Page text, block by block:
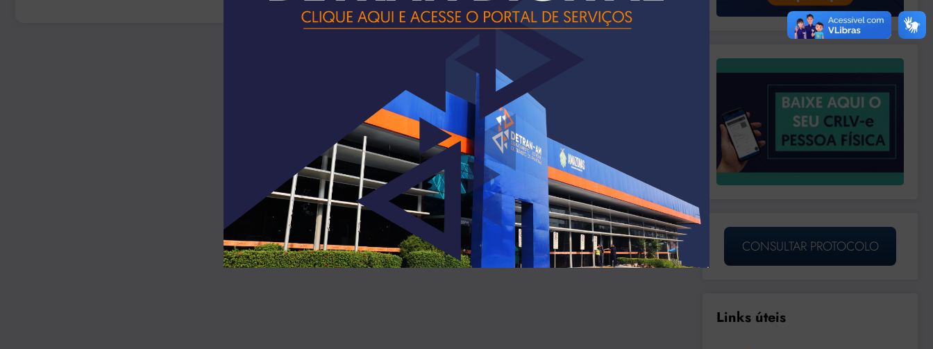
CONSULTAR PROTOCOLO
Links úteis